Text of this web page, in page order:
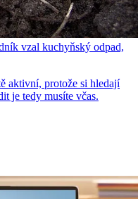
vzal kuchyňský odpad,
aktivní, protože si hledají
je tedy musíte včas.